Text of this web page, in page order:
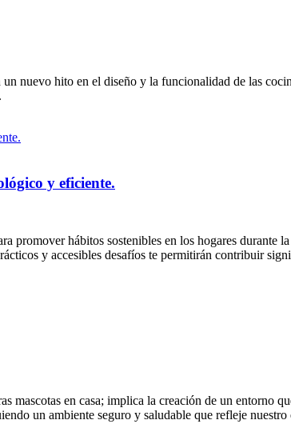
nuevo hito en el diseño y la funcionalidad de las
y eficiente.
promover hábitos sostenibles en los hogares durante
y accesibles desafíos te permitirán contribuir
en casa; implica la creación de un entorno
un ambiente seguro y saludable que refleje